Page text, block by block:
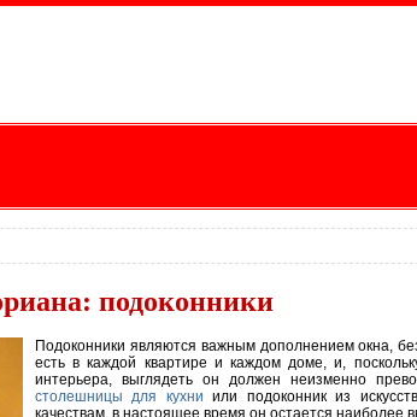
подоконники
Подоконники являются важным дополнением окна,
есть в каждой квартире и каждом доме, и,
интерьера, выглядеть он должен неизменно
столешницы для кухни или подоконник из
качествам, в настоящее время он остается